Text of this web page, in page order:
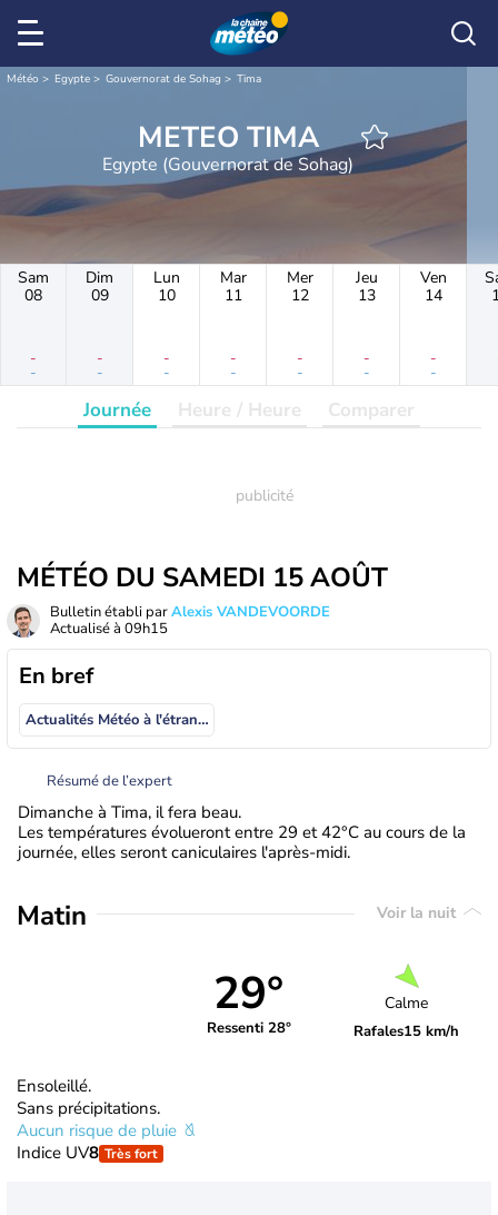
Météo Egypte Gouvernorat de Sohag Tima
METEO TIMA
Egypte (Gouvernorat de Sohag)
Sam
08
-
-
Dim
09
-
-
Lun
10
-
-
Mar
11
-
-
Mer
12
-
-
Jeu
13
-
-
Ven
14
-
-
Journée Heure / Heure Comparer
MÉTÉO DU SAMEDI 15 AOÛT
Bulletin établi parAlexis VANDEVOORDE
Actualisé à 09h15
En bref
Actualités Météo à l'étranger
Résumé de l’expert
Dimanche à Tima, il fera beau.
Les températures évolueront entre 29 et 42°C au cours de la
journée, elles seront caniculaires l'après-midi.
Matin Voir la nuit
29°
Ressenti 28°
Calme
Rafales15 km/h
Ensoleillé.
Sans précipitations.
Aucun risque de pluie
Indice UV8 Très fort